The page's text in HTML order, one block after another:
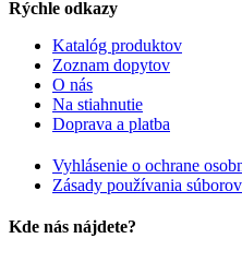
Rýchle odkazy
Katalóg produktov
Zoznam dopytov
O nás
Na stiahnutie
Doprava a platba
Vyhlásenie o ochrane
Zásady používania
Kde nás nájdete?